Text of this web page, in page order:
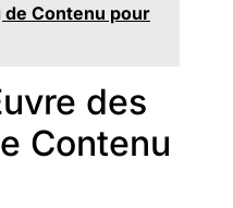
de Contenu pour
des
Contenu